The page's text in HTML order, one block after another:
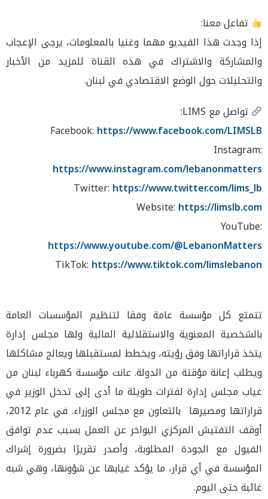
تفاعل معنا:
إذا وجدت هذا الفيديو مهما وغنيا بالمعلومات، يرجى الإعجاب
والمشاركة والاشتراك في هذه القناة للمزيد من الأخبار
والتحليلات حول الوضع الاقتصادي في لبنان.
تواصل مع LIMS:
Facebook: https://www.facebook.com/LIMSLB
Instagram:
https://www.instagram.com/lebanonmatters
Twitter: https://www.twitter.com/lims_lb
Website: https://limslb.com
YouTube:
https://www.youtube.com/@LebanonMatters
TikTok: https://www.tiktok.com/limslebanon
تتمتع كل مؤسسة عامة وفقا لتنظيم المؤسسات العامة
بالشخصية المعنوية والاستقلالية المالية ولها مجلس إدارة
يتخذ قراراتها وفق رؤيته، ويخطط لمستقبلها ويعالج مشاكلها
ويطلب إعانة مؤقتة من الدولة. عانت مؤسسة كهرباء لبنان من
غياب مجلس إدارة لفترات طويلة ما أدى إلى تدخل الوزير في
قراراتها ومصيرها بالتعاون مع مجلس الوزراء. في عام 2012،
أوقف التفتيش المركزي البواخر عن العمل بسبب عدم توافق
الفيول مع الجودة المطلوبة، وأصدر تقريرًا بضرورة إشراك
المؤسسة في أي قرار، ما يؤكد غيابها عن شؤونها، وهي شبه
غائبة حتى اليوم.